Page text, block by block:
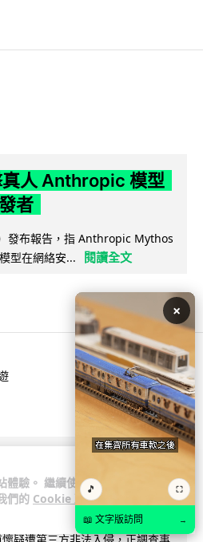
體驗。 繼續使用
們的 Cookie 政
人 Anthropic 模型
者
發布報告，指 Anthropic Mythos
型在網絡安...
閱讀全文
被入侵 播不雅歌曲
所為
個車站，8 月 4 日廣播系統離奇
疑遭第三方非法入侵，正調查事
×
🎵 ⛶
📖 文字版訪問 →